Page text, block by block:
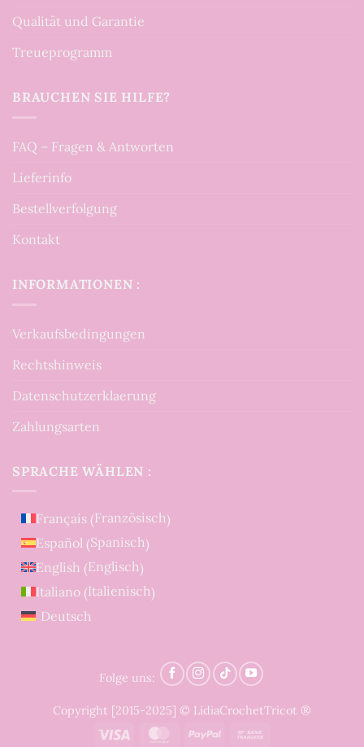
Qualität und Garantie
Treueprogramm
BRAUCHEN SIE HILFE?
FAQ – Fragen & Antworten
Lieferinfo
Bestellverfolgung
Kontakt
INFORMATIONEN :
Verkaufsbedingungen
Rechtshinweis
Datenschutzerklaerung
Zahlungsarten
SPRACHE WÄHLEN :
Français (Französisch)
Español (Spanisch)
English (Englisch)
Italiano (Italienisch)
Deutsch
Folge uns:
Copyright [2015-2025] © LidiaCrochetTricot ®
Visa
MasterCardPayPal